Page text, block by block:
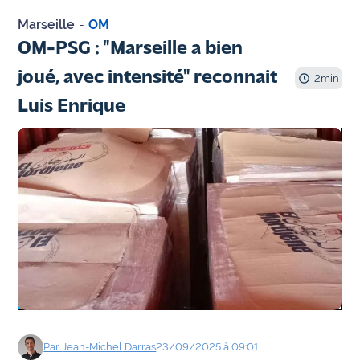
Martigues
de Berre
Marseille
- Aix
OM
Faits
divers
Sports
Société
Marseille - OM
OM-PSG : "Marseille a bien
joué, avec intensité" reconnait
Luis Enrique
2min
ParJean-Michel Darras23/09/2025 à 09:01